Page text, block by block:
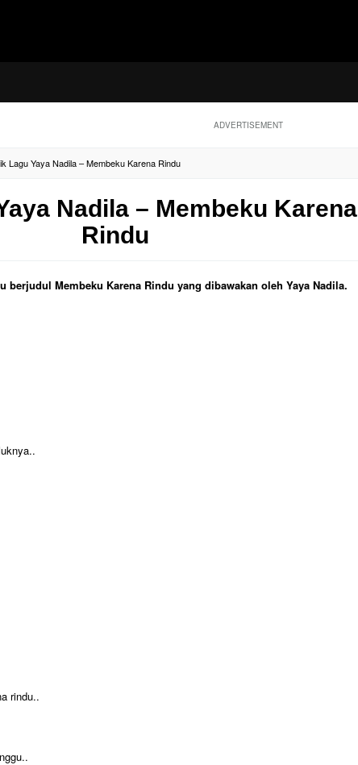
ADVERTISEMENT
Lagu Yaya Nadila – Membeku Karena Rindu
Nadila – Membeku Karena
Rindu
berjudul Membeku Karena Rindu yang dibawakan oleh Yaya Nadila.
rindu..